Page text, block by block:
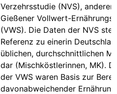
Verzehrsstudie (NVS),
Gießener Vollwert-
(VWS). Die Daten der NVS
Referenz zu einerin
üblichen, durchschnittlichen
dar (Mischköstlerinnen, MK).
der VWS waren Basis zur
davonabweichender